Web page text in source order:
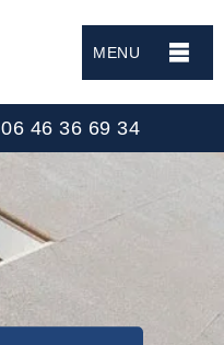
MENU
06 46 36 69 34